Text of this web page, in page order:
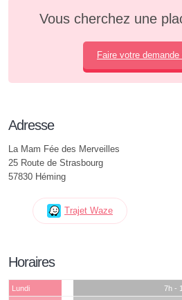
Vous cherchez une
Faire votre demande
Adresse
La Mam Fée des Merveilles
25 Route de Strasbourg
57830 Héming
Trajet Waze
Horaires
Lundi
7h -